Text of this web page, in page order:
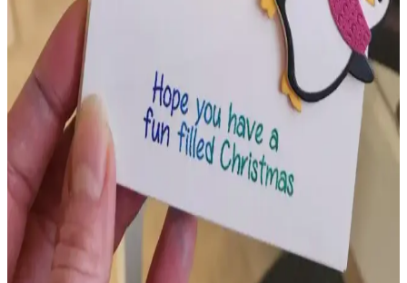
Çözümleri ve Yaratıcı Yaklaşımlar
Kart yapımında kartın yanlış yönlendirilmesi sık rastlanan bir
sorundur. Bu makalede nedenleri, çözüm yöntemleri ve yaratıcı
yaklaşımlar detaylı şekilde ele alınmaktadır.
Şablonlarla Kabartma Teknikleri ve Kart
Yapımında Yenilikçi Yöntemler
Şablonlarla kabartma, kart yapımında farklı malzemeler ve
tekniklerle özgün dokular yaratmayı sağlar. Bu yöntem, hem yeni
başlayanlar hem deneyimli kullanıcılar için yaratıcı fırsatlar sunar.
Penny Slider ve Spinner Kart Tasarımları:
Teknikler, Malzemeler ve Estetik Detaylar